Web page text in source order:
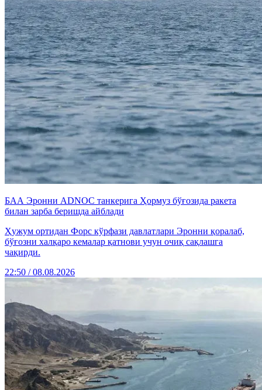
БАА Эронни ADNOC танкерига Ҳормуз бўғозида ракета
билан зарба беришда айблади
Ҳужум ортидан Форс кўрфази давлатлари Эронни қоралаб,
бўғозни халқаро кемалар қатнови учун очиқ сақлашга
чақирди.
22:50 / 08.08.2026